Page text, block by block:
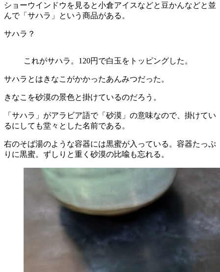
ショーウインドウを見ると小倉アイスなどと豆かんなどと並
んで「サハラ」という商品がある。
サハラ？
これがサハラ。120円で白玉をトッピングした。
サハラとはきなこがかかったあんみつだった。
きなこを砂漠の景色と掛けているのだろう。
「サハラ」がアラビア語で「砂漠」の意味なので、掛けてい
るにしても堂々とした名前である。
右のそば湯のような容器には黒蜜が入っている。容器たっぷ
りに黒蜜。ずしりと重く砂漠の比喩も忘れる。